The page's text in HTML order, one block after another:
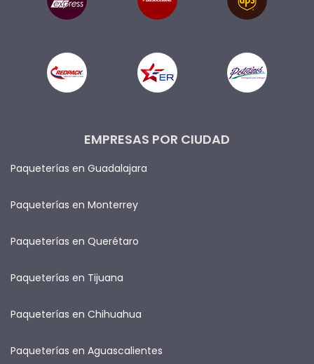
EMPRESAS POR CIUDAD
Paqueterías en Guadalajara
Paqueterías en Monterrey
Paqueterías en Querétaro
Paqueterías en Tijuana
Paqueterías en Chihuahua
Paqueterías en Aguascalientes